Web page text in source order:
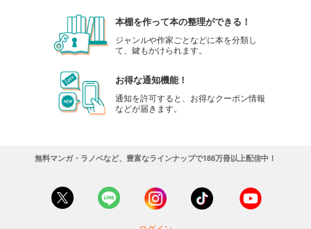
本棚を作って本の整理ができる！
ジャンルや作家ごとなどに本を分類し
て、鍵もかけられます。
お得な通知機能！
通知を許可すると、お得なクーポン情報
などが届きます。
無料マンガ・ラノベなど、豊富なラインナップで188万冊以上配信中！